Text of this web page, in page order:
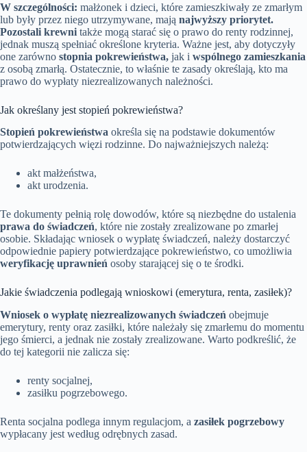
W szczególności: małżonek i dzieci, które zamieszkiwały ze zmarłym
lub były przez niego utrzymywane, mają najwyższy priorytet.
Pozostali krewni także mogą starać się o prawo do renty rodzinnej,
jednak muszą spełniać określone kryteria. Ważne jest, aby dotyczyły
one zarówno stopnia pokrewieństwa, jak i wspólnego zamieszkania
z osobą zmarłą. Ostatecznie, to właśnie te zasady określają, kto ma
prawo do wypłaty niezrealizowanych należności.
Jak określany jest stopień pokrewieństwa?
Stopień pokrewieństwa określa się na podstawie dokumentów
potwierdzających więzi rodzinne. Do najważniejszych należą:
akt małżeństwa,
akt urodzenia.
Te dokumenty pełnią rolę dowodów, które są niezbędne do ustalenia
prawa do świadczeń, które nie zostały zrealizowane po zmarłej
osobie. Składając wniosek o wypłatę świadczeń, należy dostarczyć
odpowiednie papiery potwierdzające pokrewieństwo, co umożliwia
weryfikację uprawnień osoby starającej się o te środki.
Jakie świadczenia podlegają wnioskowi (emerytura, renta, zasiłek)?
Wniosek o wypłatę niezrealizowanych świadczeń obejmuje
emerytury, renty oraz zasiłki, które należały się zmarłemu do momentu
jego śmierci, a jednak nie zostały zrealizowane. Warto podkreślić, że
do tej kategorii nie zalicza się:
renty socjalnej,
zasiłku pogrzebowego.
Renta socjalna podlega innym regulacjom, a zasiłek pogrzebowy
wypłacany jest według odrębnych zasad.